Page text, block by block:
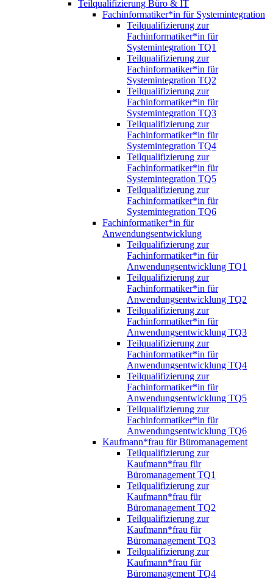
Teilqualifizierung Büro & IT
Fachinformatiker*in für Systemintegration
Teilqualifizierung zur
Fachinformatiker*in für
Systemintegration TQ1
Teilqualifizierung zur
Fachinformatiker*in für
Systemintegration TQ2
Teilqualifizierung zur
Fachinformatiker*in für
Systemintegration TQ3
Teilqualifizierung zur
Fachinformatiker*in für
Systemintegration TQ4
Teilqualifizierung zur
Fachinformatiker*in für
Systemintegration TQ5
Teilqualifizierung zur
Fachinformatiker*in für
Systemintegration TQ6
Fachinformatiker*in für
Anwendungsentwicklung
Teilqualifizierung zur
Fachinformatiker*in für
Anwendungsentwicklung TQ1
Teilqualifizierung zur
Fachinformatiker*in für
Anwendungsentwicklung TQ2
Teilqualifizierung zur
Fachinformatiker*in für
Anwendungsentwicklung TQ3
Teilqualifizierung zur
Fachinformatiker*in für
Anwendungsentwicklung TQ4
Teilqualifizierung zur
Fachinformatiker*in für
Anwendungsentwicklung TQ5
Teilqualifizierung zur
Fachinformatiker*in für
Anwendungsentwicklung TQ6
Kaufmann*frau für Büromanagement
Teilqualifizierung zur
Kaufmann*frau für
Büromanagement TQ1
Teilqualifizierung zur
Kaufmann*frau für
Büromanagement TQ2
Teilqualifizierung zur
Kaufmann*frau für
Büromanagement TQ3
Teilqualifizierung zur
Kaufmann*frau für
Büromanagement TQ4